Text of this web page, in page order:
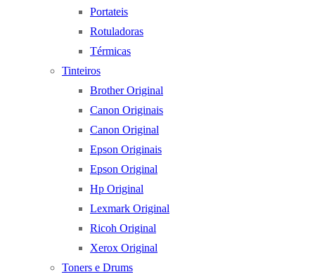
Portateis
Rotuladoras
Térmicas
Tinteiros
Brother Original
Canon Originais
Canon Original
Epson Originais
Epson Original
Hp Original
Lexmark Original
Ricoh Original
Xerox Original
Toners e Drums